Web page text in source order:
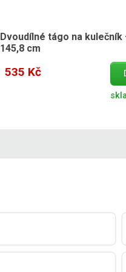
Dvoudílné tágo na kulečník
145,8 cm
535 Kč